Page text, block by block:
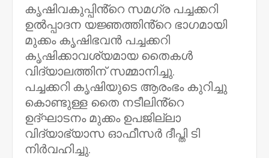
കൃഷിവകുപ്പിൻ്റെ സമഗ്ര പച്ചക്കറി
ഉൽപ്പാദന യജ്ഞത്തിൻ്റെ ഭാഗമായി
മുക്കം കൃഷിഭവൻ പച്ചക്കറി
കൃഷിക്കാവശ്യമായ തൈകൾ
വിദ്യാലത്തിന് സമ്മാനിച്ചു.
പച്ചക്കറി കൃഷിയുടെ ആരംഭം കുറിച്ചു
കൊണ്ടുള്ള തൈ നടീലിൻ്റെ
ഉദ്ഘാടനം മുക്കം ഉപജില്ലാ
വിദ്യാഭ്യാസ ഓഫീസർ ദീപ്തി ടി
നിർവഹിച്ചു.